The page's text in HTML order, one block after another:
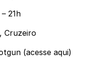
21h
Cruzeiro
(acesse aqui)